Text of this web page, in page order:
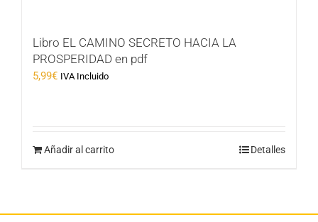
Libro EL CAMINO SECRETO HACIA LA
PROSPERIDAD en pdf
5,99€ IVA Incluido
Añadir al carrito Detalles